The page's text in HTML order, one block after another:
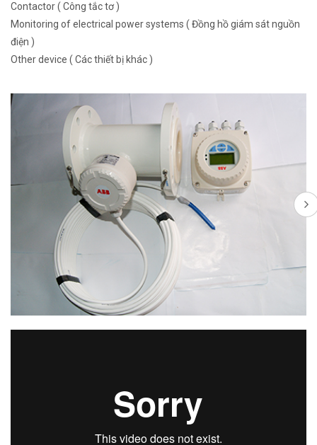
Contactor ( Công tắc tơ )
Monitoring of electrical power systems ( Đồng hồ giám sát nguồn
điện )
Other device ( Các thiết bị khác )